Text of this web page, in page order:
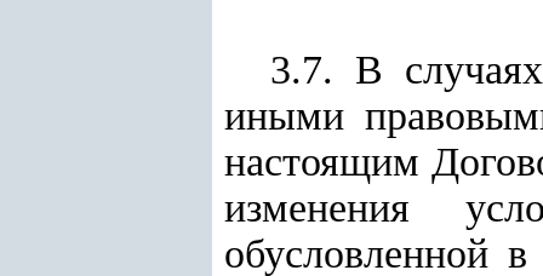
3.7. В
иными
настоящим
изменения
обусловленной